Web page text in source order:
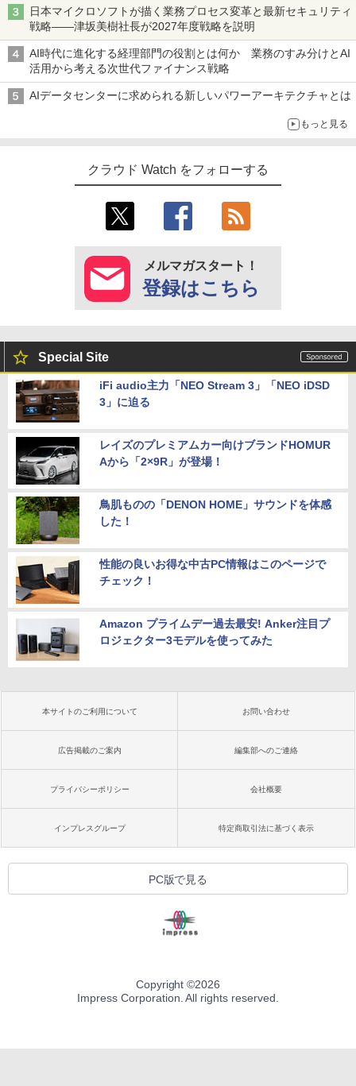
日本マイクロソフトが描く業務プロセス変革と最新セキュリティ
戦略――津坂美樹社長が2027年度戦略を説明
AI時代に進化する経理部門の役割とは何か 業務のすみ分けとAI
活用から考える次世代ファイナンス戦略
AIデータセンターに求められる新しいパワーアーキテクチャとは
もっと見る
クラウド Watch をフォローする
メルマガスタート！
登録はこちら
Special Site
iFi audio主力「NEO Stream 3」「NEO iDSD
3」に迫る
レイズのプレミアムカー向けブランドHOMUR
Aから「2×9R」が登場！
鳥肌ものの「DENON HOME」サウンドを体感
した！
性能の良いお得な中古PC情報はこのページで
チェック！
Amazon プライムデー過去最安! Anker注目プ
ロジェクター3モデルを使ってみた
本サイトのご利用について お問い合わせ
広告掲載のご案内 編集部へのご連絡
プライバシーポリシー 会社概要
インプレスグループ 特定商取引法に基づく表示
PC版で見る
Copyright ©2026
Impress Corporation. All rights reserved.